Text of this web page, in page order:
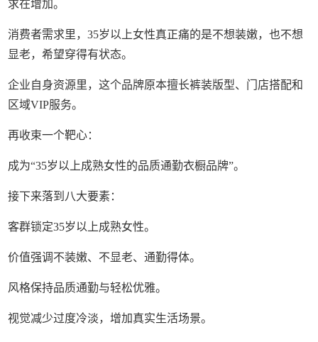
求在增加。
消费者需求里，35岁以上女性真正痛的是不想装嫩，也不想
显老，希望穿得有状态。
企业自身资源里，这个品牌原本擅长裤装版型、门店搭配和
区域VIP服务。
再收束一个靶心：
成为“35岁以上成熟女性的品质通勤衣橱品牌”。
接下来落到八大要素：
客群锁定35岁以上成熟女性。
价值强调不装嫩、不显老、通勤得体。
风格保持品质通勤与轻松优雅。
视觉减少过度冷淡，增加真实生活场景。